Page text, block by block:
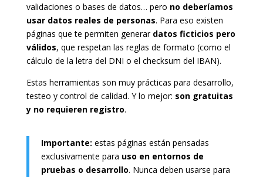
validaciones o bases de datos… pero no deberíamos
usar datos reales de personas. Para eso existen
páginas que te permiten generar datos ficticios pero
válidos, que respetan las reglas de formato (como el
cálculo de la letra del DNI o el checksum del IBAN).
Estas herramientas son muy prácticas para desarrollo,
testeo y control de calidad. Y lo mejor: son gratuitas
y no requieren registro.
Importante: estas páginas están pensadas
exclusivamente para uso en entornos de
pruebas o desarrollo. Nunca deben usarse para